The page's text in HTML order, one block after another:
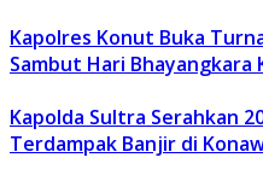
Kapolres Konut Buka
Sambut Hari Bhayangkara
Kapolda Sultra Serahkan
Terdampak Banjir di